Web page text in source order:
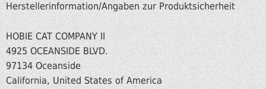
Herstellerinformation/Angaben zur Produktsicherheit
HOBIE CAT COMPANY II
4925 OCEANSIDE BLVD.
97134 Oceanside
California, United States of America